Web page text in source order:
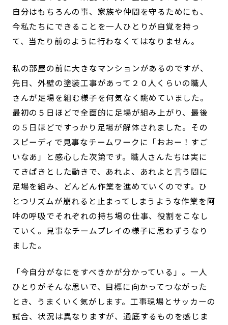
自分はもちろんの事、家族や仲間を守るためにも、
今私たちにできることを一人ひとりが自覚を持っ
て、当たり前のように行わなくてはなりません。
私の部屋の前に大きなマンションがあるのですが、
先日、外壁の塗装工事があって２０人くらいの職人
さんが足場を組む様子を何気なく眺めていました。
最初の５日ほどで全面的に足場が組み上がり、最後
の５日ほどですっかり足場が解体されました。その
スピーディで見事なチームワークに「おおー！すご
いなあ」と感心した次第です。職人さんたちは実に
てきぱきとした動きで、あれよ、あれよと言う間に
足場を組み、どんどん作業を進めていくのです。ひ
とつリズムが崩れると止まってしまうような作業を阿
吽の呼吸でそれぞれの持ち場の仕事、役割をこなし
ていく。見事なチームプレイの様子に思わずうなり
ました。
「今自分がなにをすべきかが分かっている」。一人
ひとりがそんな思いで、目標に向かってつながった
とき、うまくいく気がします。工事現場とサッカーの
試合、状況は異なりますが、通底するものを感じま